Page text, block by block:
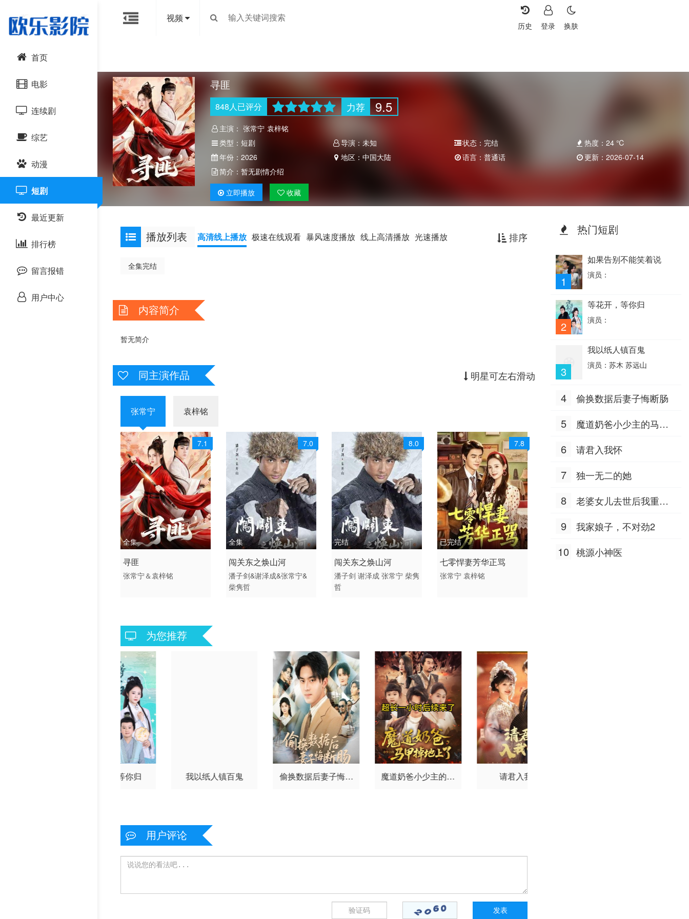
视频
换肤
登录
历史
首页
电影
动作片
喜剧片
爱情片
科幻片
恐怖片
剧情片
战争片
悬疑片
连续剧
国产剧
港台剧
日韩剧
欧美剧
泰国剧
综艺
大陆综艺
日韩综艺
港台综艺
欧美综艺
动漫
国产动漫
日韩动漫
欧美动漫
短剧
最近更新
排行榜
留言报错
用户中心
寻匪
848人已评分 力荐 9.5
主演： 张常宁 袁梓铭
类型： 短剧 导演：未知 状态： 完结 热度： 24℃
年份： 2026 地区：中国大陆 语言：普通话 更新： 2026-07-14
简介： 暂无剧情介绍
立即播放 收藏
播放列表 排序
高清线上播放 极速在线观看 暴风速度播放 线上高清播放 光速播放
全集完结
内容简介
暂无简介
同主演作品 明星可左右滑动
张常宁 袁梓铭
7.1
全集
2026 / 中国大陆 /
短剧 古装仙侠 国产
寻匪
张常宁＆袁梓铭
7.0
全集
2026 / 中国大陆 /
短剧 现代都市 国产
闯关东之焕山河
潘子剑&谢泽成&张常宁&
柴隽哲
8.0
完结
2026 / 中国大陆 / 普通话
短剧
闯关东之焕山河
潘子剑 谢泽成 张常宁 柴隽
哲
7.8
已完结
2026 / 中国大陆 / 普通话
短剧
七零悍妻芳华正骂
张常宁 袁梓铭
为您推荐
等花开，等你归 我以纸人镇百鬼
偷换数据后妻子悔断
魔道奶爸小少主的马
请君入我怀
用户评论
热门短剧
1
如果告别不能笑着说
演员：
2
等花开，等你归
演员：
3
我以纸人镇百鬼
演员：苏木 苏远山
4 偷换数据后妻子悔断肠
5
魔道奶爸小少主的马甲
6 请君入我怀
7 独一无二的她
8
老婆女儿去世后我重生
9 我家娘子，不对劲2
10 桃源小神医